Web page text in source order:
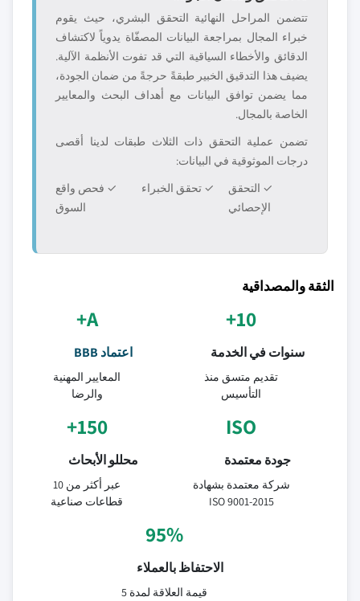
تتضمن المراحل النهائية التحقق البشري، حيث يقوم
خبراء المجال بمراجعة البيانات المصفّاة يدوياً لاكتشاف
الدقائق والأخطاء السياقية التي قد تفوت الأنظمة الآلية.
يضيف هذا التدقيق الخبير طبقةً حرجةً من ضمان الجودة،
مما يضمن توافق البيانات مع أهداف البحث والمعايير
الخاصة بالمجال.
تضمن عملية التحقق ذات الثلاث طبقات لدينا أقصى
درجات الموثوقية في البيانات:
✓ التحقق
الإحصائي
✓ تحقق الخبراء
✓ فحص واقع
السوق
الثقة والمصداقية
10+
سنوات في الخدمة
تقديم متسق منذ
التأسيس
A+
اعتماد BBB
المعايير المهنية
والرضا
ISO
جودة معتمدة
شركة معتمدة بشهادة
ISO 9001-2015
150+
محللو الأبحاث
عبر أكثر من 10
قطاعات صناعية
95%
الاحتفاظ بالعملاء
قيمة العلاقة لمدة 5